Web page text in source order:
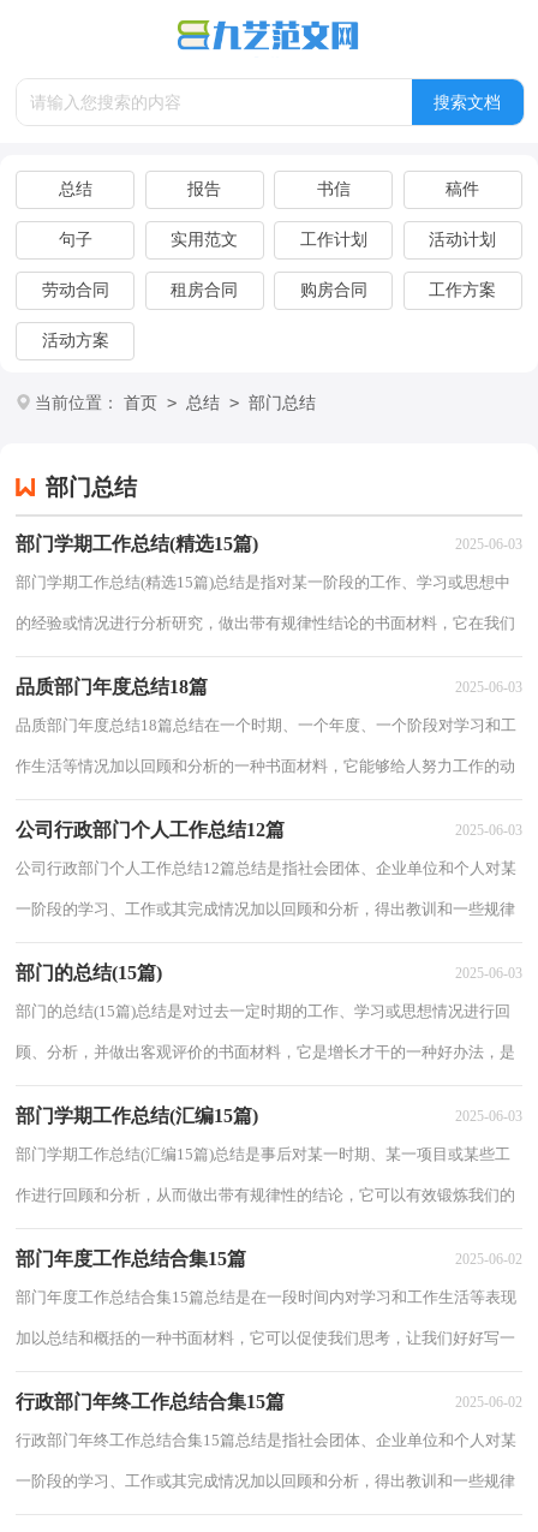
总结 报告 书信 稿件
句子 实用范文 工作计划 活动计划
劳动合同 租房合同 购房合同 工作方案
活动方案
当前位置： 首页 > 总结 > 部门总结
部门总结
部门学期工作总结(精选15篇) 2025-06-03
部门学期工作总结(精选15篇)总结是指对某一阶段的工作、学习或思想中
的经验或情况进行分析研究，做出带有规律性结论的书面材料，它在我们
的学习、工作中起到呈上启下的作用，让我...
品质部门年度总结18篇 2025-06-03
品质部门年度总结18篇总结在一个时期、一个年度、一个阶段对学习和工
作生活等情况加以回顾和分析的一种书面材料，它能够给人努力工作的动
力，因此十分有必须要写一份总结哦。那...
公司行政部门个人工作总结12篇 2025-06-03
公司行政部门个人工作总结12篇总结是指社会团体、企业单位和个人对某
一阶段的学习、工作或其完成情况加以回顾和分析，得出教训和一些规律
性认识的一种书面材料，它可以提升我们...
部门的总结(15篇) 2025-06-03
部门的总结(15篇)总结是对过去一定时期的工作、学习或思想情况进行回
顾、分析，并做出客观评价的书面材料，它是增长才干的一种好办法，是
时候写一份总结了。那么你真的懂得怎么写...
部门学期工作总结(汇编15篇) 2025-06-03
部门学期工作总结(汇编15篇)总结是事后对某一时期、某一项目或某些工
作进行回顾和分析，从而做出带有规律性的结论，它可以有效锻炼我们的
语言组织能力，让我们来为自己写一份总结...
部门年度工作总结合集15篇 2025-06-02
部门年度工作总结合集15篇总结是在一段时间内对学习和工作生活等表现
加以总结和概括的一种书面材料，它可以促使我们思考，让我们好好写一
份总结吧。那么我们该怎么去写总结呢？以...
行政部门年终工作总结合集15篇 2025-06-02
行政部门年终工作总结合集15篇总结是指社会团体、企业单位和个人对某
一阶段的学习、工作或其完成情况加以回顾和分析，得出教训和一些规律
性认识的一种书面材料，它能使我们及时...